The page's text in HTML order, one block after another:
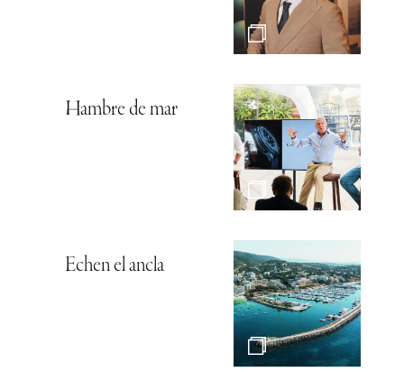
Hambre de mar
Echen el ancla